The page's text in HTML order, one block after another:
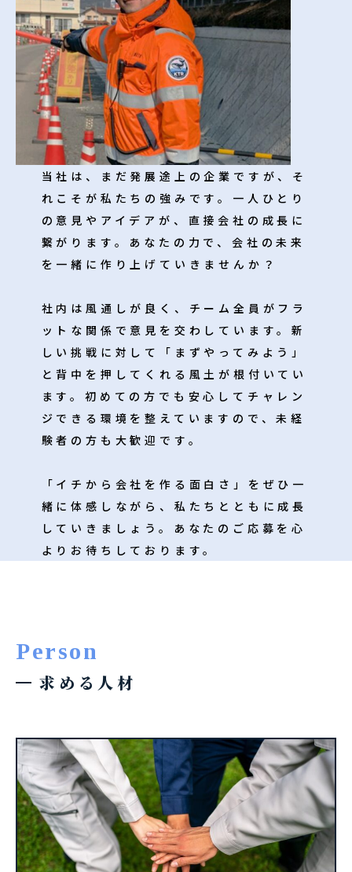
当社は、まだ発展途上の企業ですが、そ
れこそが私たちの強みです。一人ひとり
の意見やアイデアが、直接会社の成長に
繋がります。あなたの力で、会社の未来
を一緒に作り上げていきませんか？
社内は風通しが良く、チーム全員がフラ
ットな関係で意見を交わしています。新
しい挑戦に対して「まずやってみよう」
と背中を押してくれる風土が根付いてい
ます。初めての方でも安心してチャレン
ジできる環境を整えていますので、未経
験者の方も大歓迎です。
「イチから会社を作る面白さ」をぜひ一
緒に体感しながら、私たちとともに成長
していきましょう。あなたのご応募を心
よりお待ちしております。
Person
求める人材